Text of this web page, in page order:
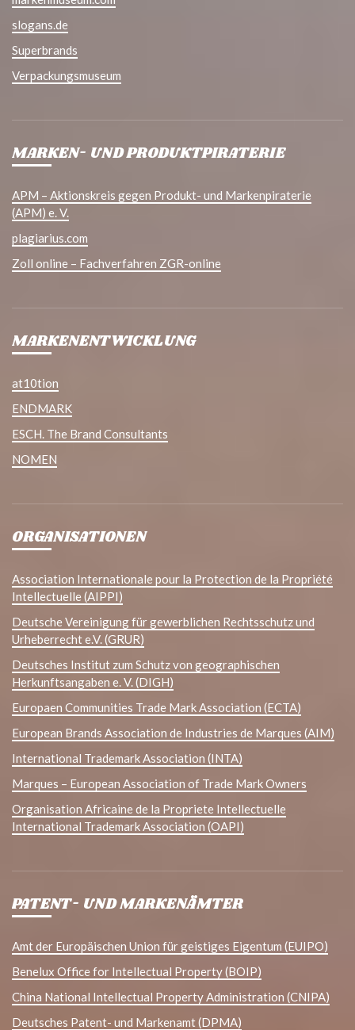
slogans.de
Superbrands
Verpackungsmuseum
MARKEN- UND PRODUKTPIRATERIE
APM – Aktionskreis gegen Produkt- und Markenpiraterie
(APM) e. V.
plagiarius.com
Zoll online – Fachverfahren ZGR-online
MARKENENTWICKLUNG
at10tion
ENDMARK
ESCH. The Brand Consultants
NOMEN
ORGANISATIONEN
Association Internationale pour la Protection de la Propriété
Intellectuelle (AIPPI)
Deutsche Vereinigung für gewerblichen Rechtsschutz und
Urheberrecht e.V. (GRUR)
Deutsches Institut zum Schutz von geographischen
Herkunftsangaben e. V. (DIGH)
Europaen Communities Trade Mark Association (ECTA)
European Brands Association de Industries de Marques (AIM)
International Trademark Association (INTA)
Marques – European Association of Trade Mark Owners
Organisation Africaine de la Propriete Intellectuelle
International Trademark Association (OAPI)
PATENT- UND MARKENÄMTER
Amt der Europäischen Union für geistiges Eigentum (EUIPO)
Benelux Office for Intellectual Property (BOIP)
China National Intellectual Property Administration (CNIPA)
Deutsches Patent- und Markenamt (DPMA)